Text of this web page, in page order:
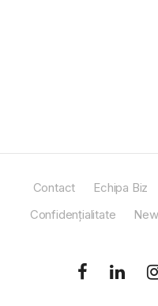
Contact Echipa Biz
Confidențialitate